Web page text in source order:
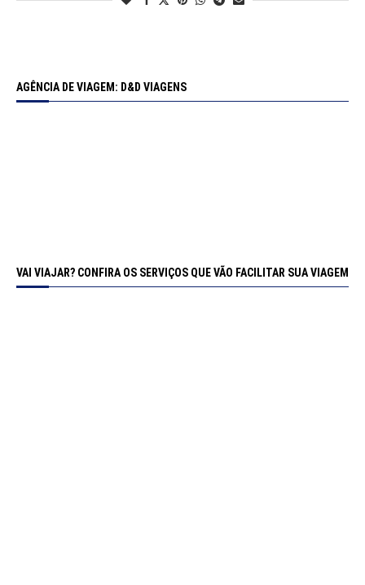
AGÊNCIA DE VIAGEM: D&D VIAGENS
VAI VIAJAR? CONFIRA OS SERVIÇOS QUE VÃO FACILITAR SUA VIAGEM